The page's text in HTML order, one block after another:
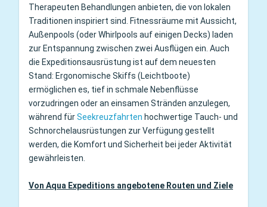
Therapeuten Behandlungen anbieten, die von lokalen
Traditionen inspiriert sind. Fitnessräume mit Aussicht,
Außenpools (oder Whirlpools auf einigen Decks) laden
zur Entspannung zwischen zwei Ausflügen ein. Auch
die Expeditionsausrüstung ist auf dem neuesten
Stand: Ergonomische Skiffs (Leichtboote)
ermöglichen es, tief in schmale Nebenflüsse
vorzudringen oder an einsamen Stränden anzulegen,
während fürSeekreuzfahrten hochwertige Tauch- und
Schnorchelausrüstungen zur Verfügung gestellt
werden, die Komfort und Sicherheit bei jeder Aktivität
gewährleisten.
Von Aqua Expeditions angebotene Routen und Ziele